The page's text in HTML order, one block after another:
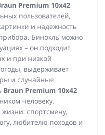
Premium 10х42
пользователей,
и надежность
Бинокль можно
– он подходит
и при низкой
выдерживает
и случайные
Braun Premium 10х42
человеку,
спортсмену,
любителю походов и